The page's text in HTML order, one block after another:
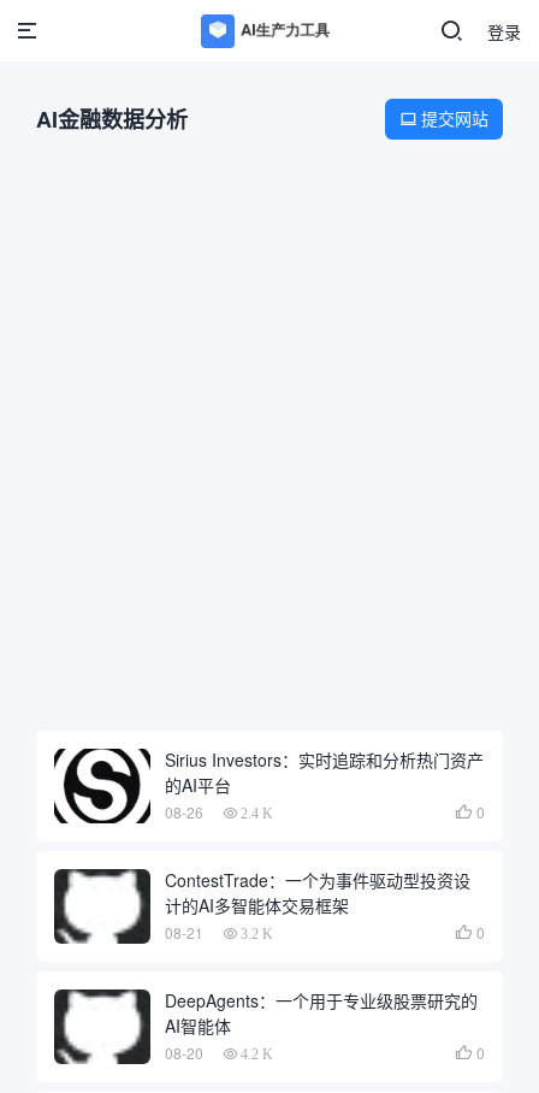
登录
AI金融数据分析  提交网站
Sirius Investors：实时追踪和分析热门资产
的AI平台
08-26 2.4 K  0
ContestTrade：一个为事件驱动型投资设
计的AI多智能体交易框架
08-21 3.2 K  0
DeepAgents：一个用于专业级股票研究的
AI智能体
08-20 4.2 K  0